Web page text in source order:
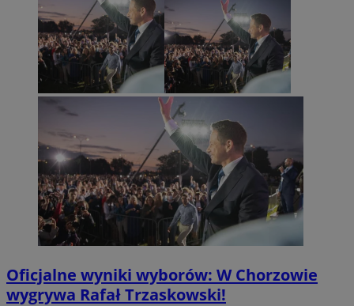
Oficjalne wyniki wyborów: W Chorzowie
wygrywa Rafał Trzaskowski!